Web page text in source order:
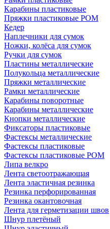
Карабины пластиковые
Пряжки пластиковые РОМ
Кедер
Наплечники для сумок
Ножки, колёса для сумок
Ручки для сумок
Пластины металлические
Полукольца металлические
Пряжки металлические
Рамки металлические
Карабины поворотные
Карабины металлические
Кнопки металлические
Фиксаторы пластиковые
Фастексы металлические
Фастексы пластиковые
Фастексы пластиковые POM
Липа велкро
Лента светоотражающая
Лента эластичная резинка
Резинка перфорированная
Резинка окантовочная
Лента для герметизации швов
Шнур плетёный